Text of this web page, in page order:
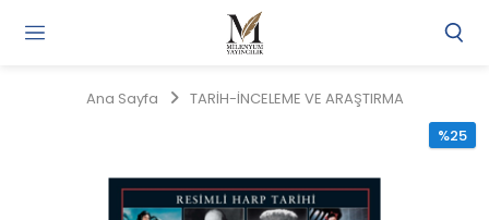
Ana Sayfa TARİH-İNCELEME VE ARAŞTIRMA
%25